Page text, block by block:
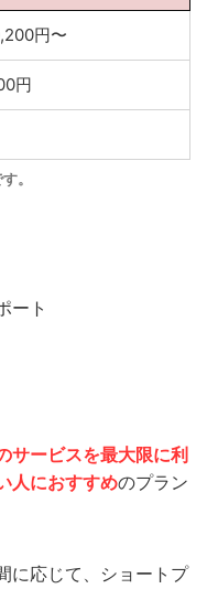
円〜
円
。
ート
サービスを最大限に利
人におすすめのプラン
に応じて、ショートプ